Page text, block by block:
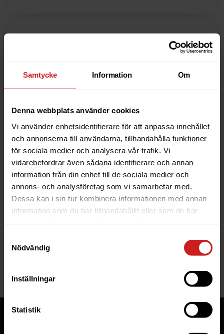
Samtycke Information Om
Denna webbplats använder cookies
Vi använder enhetsidentifierare för att anpassa innehållet
och annonserna till användarna, tillhandahålla funktioner
för sociala medier och analysera vår trafik. Vi
vidarebefordrar även sådana identifierare och annan
information från din enhet till de sociala medier och
annons- och analysföretag som vi samarbetar med.
Dessa kan i sin tur kombinera informationen med annan
information som du har tillhandahållit eller som de har
Nödvändig
Inställningar
Statistik
Är du ägare till hemsidan eller domännamnet så har
anledningarna till varför en hemsida är spärrad.
Läs mer
The website you were trying to
reach has been suspended
If you are the owner of this website or domain please
read
website to be suspended.